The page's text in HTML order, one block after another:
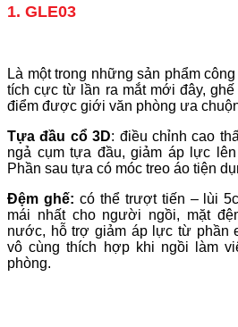
1. GLE03
Là một trong những sản phẩm
tích cực từ lần ra mắt mới đây,
điểm được giới văn phòng ưa
Tựa đầu cổ 3D: điều chỉnh cao
ngả cụm tựa đầu, giảm áp lực
Phần sau tựa có móc treo áo tiện
Đệm ghế: có thể trượt tiến – lùi
mái nhất cho người ngồi, mặt
nước, hỗ trợ giảm áp lực từ phần
vô cùng thích hợp khi ngồi làm
phòng.